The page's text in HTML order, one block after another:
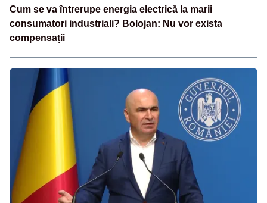
Cum se va întrerupe energia electrică la marii
consumatori industriali? Bolojan: Nu vor exista
compensații